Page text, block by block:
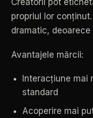
propriul lor conținut.
dramatic, deoarece
Avantajele mărcii:
Interacțiune mai
standard
Acoperire mai